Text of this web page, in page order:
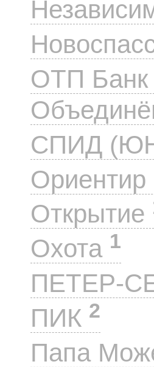
ОТП Банк
СПИД
Ориентир
Открытие
Охота 1
ПЕТЕР-
ПИК 2
Папа